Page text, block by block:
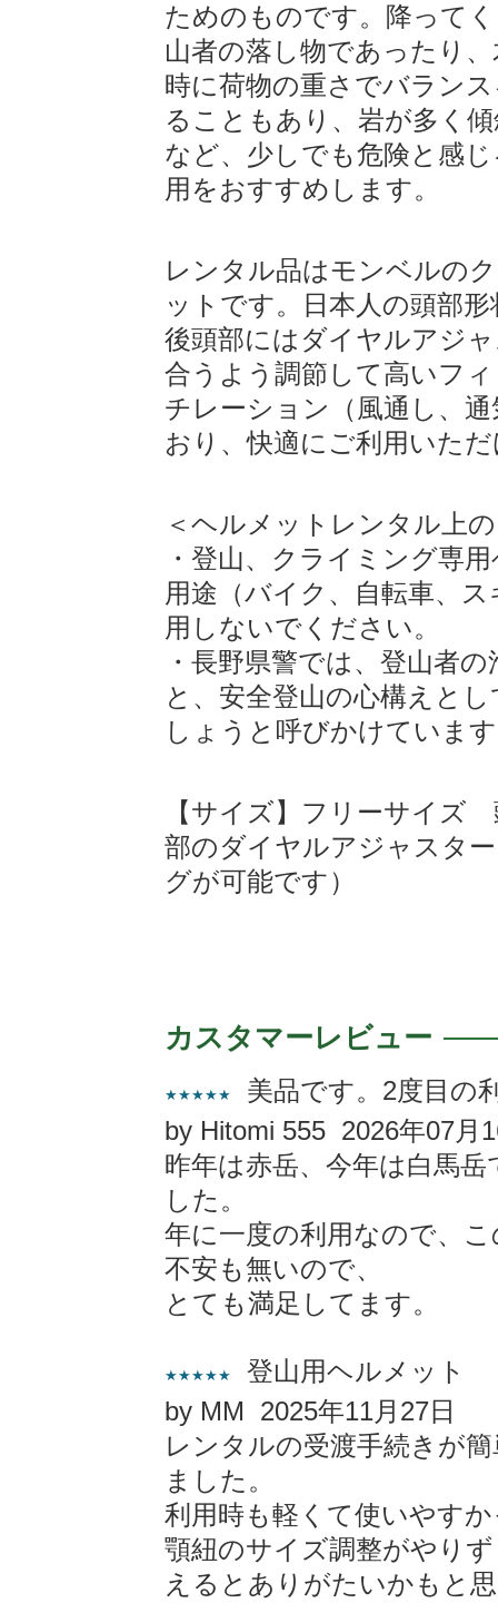
レンタル
レンタル商品をお気に入り頂けましたら、同じ商品
レンタル期間中存分に、
商品をご利用ください。
ご返却前に、コ
お問合せフォーム
コールセンタ
https://
ためのものです。降って
山者の落し物であったり
時に荷物の重さでバラン
ることもあり、岩が多く
など、少しでも危険と感
用をおすすめします。
レンタル品はモンベルの
ットです。日本人の頭部
後頭部にはダイヤルアジ
合うよう調節して高いフ
チレーション（風通し、
おり、快適にご利用いた
＜ヘルメットレンタル上
・登山、クライミング専
用途（バイク、自転車、
用しないでください。
・長野県警では、登山者
と、安全登山の心構えと
しょうと呼びかけていま
【サイズ】フリーサイズ
部のダイヤルアジャスタ
グが可能です）
カスタマーレビュー
★★★★★
美品です。2度目の
by Hitomi 555 2026年07月
昨年は赤岳、今年は白馬
した。
年に一度の利用なので、
不安も無いので、
とても満足してます。
★★★★★
登山用ヘルメット
by MM 2025年11月27日
レンタルの受渡手続きが
ました。
利用時も軽くて使いやす
顎紐のサイズ調整がやり
えるとありがたいかもと